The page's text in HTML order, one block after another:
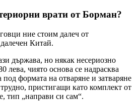
врати от Борман?
ние стоим далеч от
Китай.
държава, но някак несериозно
лева, чиято основа се надрасква
под формата на отваряне и затваряне
пристигащи като комплект от
тип „направи си сам“.